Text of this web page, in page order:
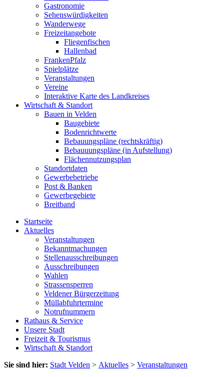
Gastronomie
Sehenswürdigkeiten
Wanderwege
Freizeitangebote
Fliegenfischen
Hallenbad
FrankenPfalz
Spielplätze
Veranstaltungen
Vereine
Interaktive Karte des Landkreises
Wirtschaft & Standort
Bauen in Velden
Baugebiete
Bodenrichtwerte
Bebauungspläne (rechtskräftig)
Bebauuungspläne (in Aufstellung)
Flächennutzungsplan
Standortdaten
Gewerbebetriebe
Post & Banken
Gewerbegebiete
Breitband
Startseite
Aktuelles
Veranstaltungen
Bekanntmachungen
Stellenausschreibungen
Ausschreibungen
Wahlen
Strassensperren
Veldener Bürgerzeitung
Müllabfuhrtermine
Notrufnummern
Rathaus & Service
Unsere Stadt
Freizeit & Tourismus
Wirtschaft & Standort
Sie sind hier: Stadt Velden > Aktuelles > Veranstaltungen